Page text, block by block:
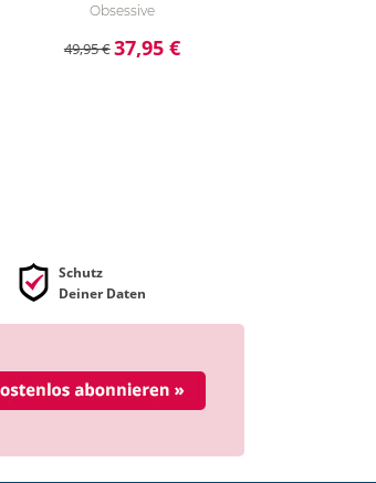
Obsessive
49,95 €37,95 €
Schutz
Deiner Daten